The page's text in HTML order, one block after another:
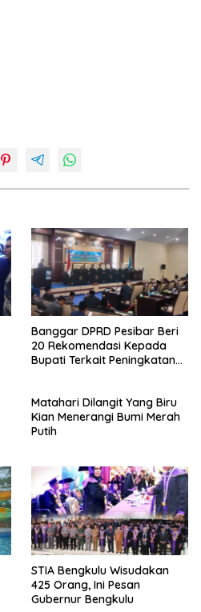
Banggar DPRD Pesibar Beri
20 Rekomendasi Kepada
Bupati Terkait Peningkatan
Matahari Dilangit Yang Biru
Kian Menerangi Bumi Merah
Putih
STIA Bengkulu Wisudakan
425 Orang, Ini Pesan
Gubernur Bengkulu